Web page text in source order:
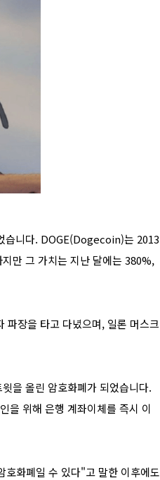
습니다. DOGE(Dogecoin)는 2013
만 그 가치는 지난 달에는 380%,
파장을 타고 다녔으며, 일론 머스크
을 올린 암호화폐가 되었습니다.
을 위해 은행 계좌이체를 즉시 이
호화폐일 수 있다"고 말한 이후에도